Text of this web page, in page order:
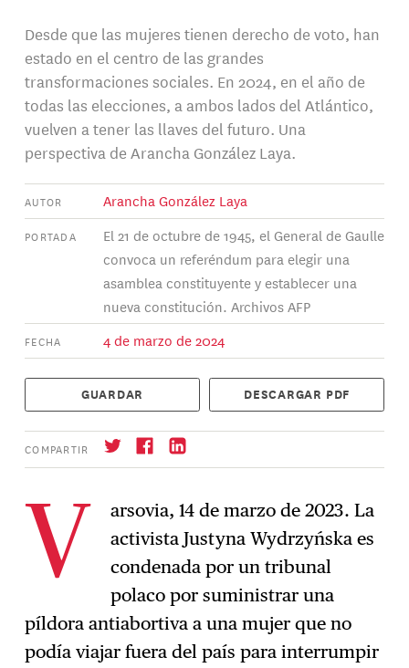
Desde que las mujeres tienen derecho de voto, han
estado en el centro de las grandes
transformaciones sociales. En 2024, en el año de
todas las elecciones, a ambos lados del Atlántico,
vuelven a tener las llaves del futuro. Una
perspectiva de Arancha González Laya.
AUTOR Arancha González Laya
PORTADA
El 21 de octubre de 1945, el General de Gaulle
convoca un referéndum para elegir una
asamblea constituyente y establecer una
nueva constitución. Archivos AFP
FECHA 4 de marzo de 2024
GUARDAR DESCARGAR PDF
COMPARTIR
→ Suscríbase
V
arsovia, 14 de marzo de 2023. La
activista Justyna Wydrzyńska es
condenada por un tribunal
polaco por suministrar una
píldora antiabortiva a una mujer que no
podía viajar fuera del país para interrumpir